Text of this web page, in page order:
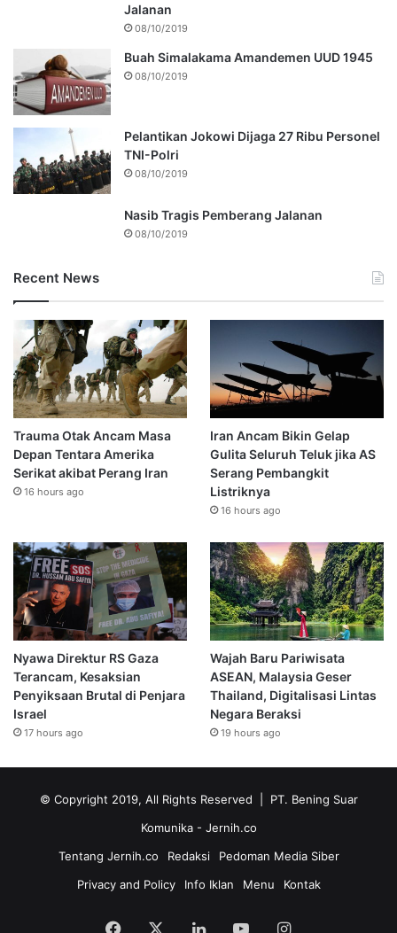
Jalanan
08/10/2019
Buah Simalakama Amandemen UUD 1945
08/10/2019
Pelantikan Jokowi Dijaga 27 Ribu Personel
TNI-Polri
08/10/2019
Nasib Tragis Pemberang Jalanan
08/10/2019
Recent News
Trauma Otak Ancam Masa
Depan Tentara Amerika
Serikat akibat Perang Iran
16 hours ago
Iran Ancam Bikin Gelap
Gulita Seluruh Teluk jika AS
Serang Pembangkit
Listriknya
16 hours ago
Nyawa Direktur RS Gaza
Terancam, Kesaksian
Penyiksaan Brutal di Penjara
Israel
17 hours ago
Wajah Baru Pariwisata
ASEAN, Malaysia Geser
Thailand, Digitalisasi Lintas
Negara Beraksi
19 hours ago
© Copyright 2019, All Rights Reserved | PT. Bening Suar
Komunika - Jernih.co
Tentang Jernih.co
Redaksi
Pedoman Media Siber
Privacy and Policy
Info Iklan Menu Kontak
Facebook LinkedInYouTubeInstagram